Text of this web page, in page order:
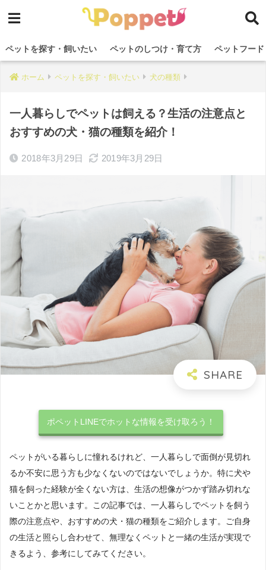
ペットを探す・飼いたい ペットのしつけ・育て方 ペットフー
ホーム ペットを探す・飼いたい 犬の種類
一人暮らしでペットは飼える？生活の注意点と
おすすめの犬・猫の種類を紹介！
2018年3月29日 2019年3月29日
ポペットLINEでホットな情報を受け取ろう！
ペットがいる暮らしに憧れるけれど、一人暮らしで面倒が見切れ
るか不安に思う方も少なくないのではないでしょうか。特に犬や
猫を飼った経験が全くない方は、生活の想像がつかず踏み切れな
いことかと思います。この記事では、一人暮らしでペットを飼う
際の注意点や、おすすめの犬・猫の種類をご紹介します。ご自身
の生活と照らし合わせて、無理なくペットと一緒の生活が実現で
きるよう、参考にしてみてください。